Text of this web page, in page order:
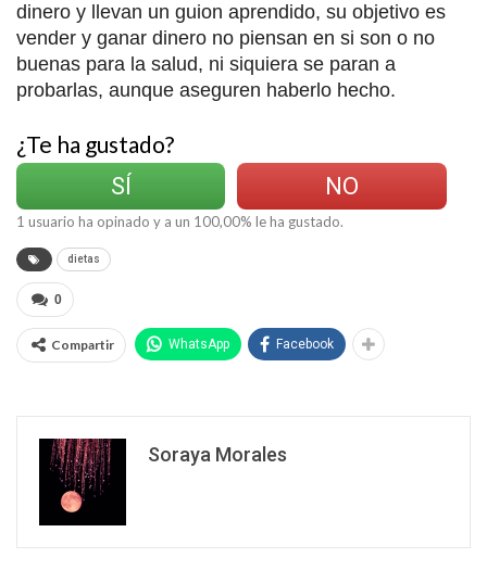
dinero y llevan un guion aprendido, su objetivo es
vender y ganar dinero no piensan en si son o no
buenas para la salud, ni siquiera se paran a
probarlas, aunque aseguren haberlo hecho.
¿Te ha gustado?
SÍ
NO
1 usuario ha opinado y a un 100,00% le ha gustado.
dietas
0
Compartir WhatsApp Facebook
Soraya Morales